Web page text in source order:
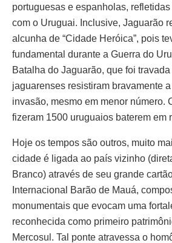
portuguesas e espanholas,
com o Uruguai. Inclusive, Jaguarão
alcunha de “Cidade Heróica”, pois
fundamental durante a Guerra do
Batalha do Jaguarão, que foi
jaguarenses resistiram bravamente
invasão, mesmo em menor número.
fizeram 1500 uruguaios baterem em
Hoje os tempos são outros, muito
cidade é ligada ao país vizinho
Branco) através de seu grande
Internacional Barão de Mauá,
monumentais que evocam uma
reconhecida como primeiro
Mercosul. Tal ponte atravessa o